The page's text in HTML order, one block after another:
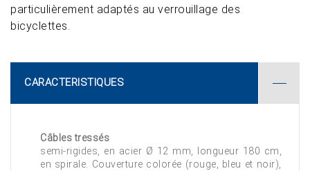
particulièrement adaptés au verrouillage des
bicyclettes.
CARACTERISTIQUES
Câbles tressés
semi-rigides, en acier Ø 12 mm, longueur 180 cm,
en spirale. Couverture colorée (rouge, bleu et noir),